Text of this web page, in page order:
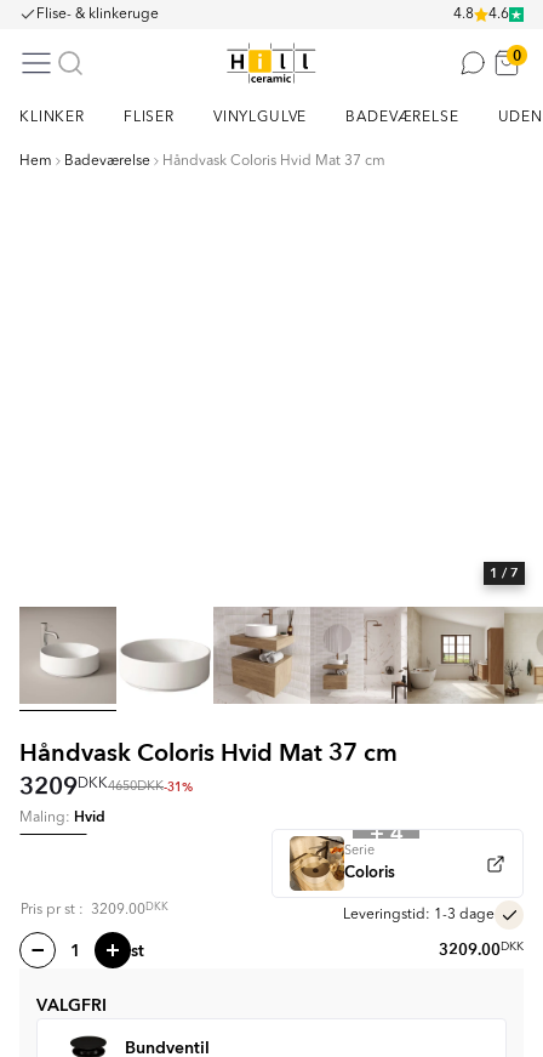
Flise- & klinkeruge 4.8 4.6
0
KLINKER FLISER VINYLGULVE BADEVÆRELSE
Hem Badeværelse Håndvask Coloris Hvid Mat 37 cm
1 / 7
Håndvask Coloris Hvid Mat 37 cm
3209DKK4650DKK-31%
Maling: Hvid
+ 4
Serie
Coloris
Pris pr st : 3209.00DKK
Leveringstid: 1-3 dage
st 3209.00DKK
VALGFRI
Bundventil